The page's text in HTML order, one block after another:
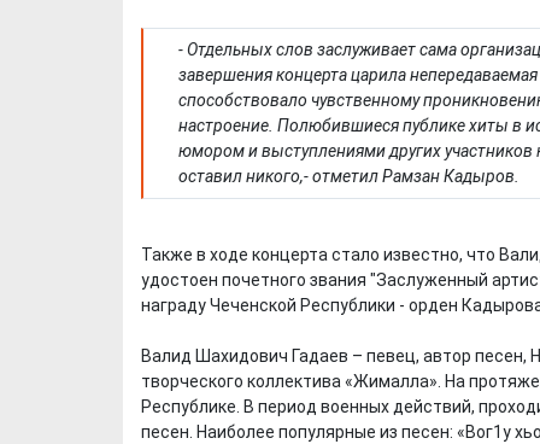
- Отдельных слов заслуживает сама
завершения концерта царила
способствовало чувственному
настроение. Полюбившиеся публике хиты в
юмором и выступлениями других
оставил никого,- отметил Рамзан Кадыров.
Также в ходе концерта стало известно, что
удостоен почетного звания "Заслуженный
награду Чеченской Республики - орден
Валид Шахидович Гадаев – певец, автор песен,
творческого коллектива «Жималла». На
Республике. В период военных действий,
песен. Наиболее популярные из песен: «Вог1у